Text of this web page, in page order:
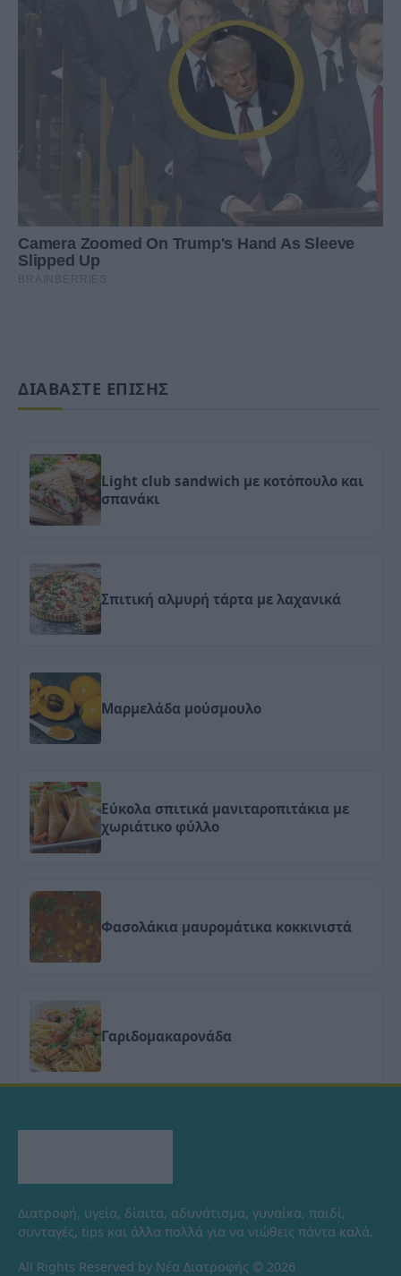
ΔΙΑΒΑΣΤΕ ΕΠΙΣΗΣ
Light club sandwich με κοτόπουλο και
σπανάκι
Σπιτική αλμυρή τάρτα με λαχανικά
Μαρμελάδα μούσμουλο
Εύκολα σπιτικά μανιταροπιτάκια με
χωριάτικο φύλλο
Φασολάκια μαυρομάτικα κοκκινιστά
Γαριδομακαρονάδα
Διατροφή, υγεία, δίαιτα, αδυνάτισμα, γυναίκα, παιδί,
συνταγές, tips και άλλα πολλά για να νιώθεις πάντα καλά.
All Rights Reserved by Νέα Διατροφής © 2026